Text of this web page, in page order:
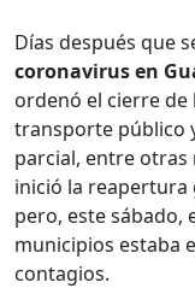
Días después que
coronavirus en
ordenó el cierre
transporte público
parcial, entre otras
inició la reapertura
pero, este sábado,
municipios estaba
contagios.